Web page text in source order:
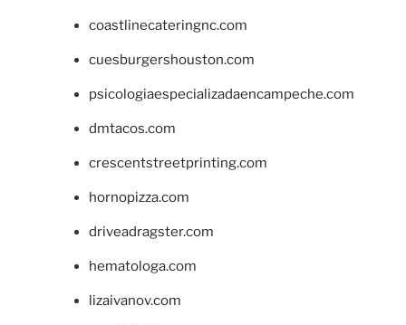
coastlinecateringnc.com
cuesburgershouston.com
psicologiaespecializadaencampeche.com
dmtacos.com
crescentstreetprinting.com
hornopizza.com
driveadragster.com
hematologa.com
lizaivanov.com